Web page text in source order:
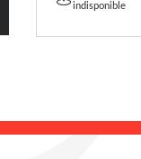
indisponible